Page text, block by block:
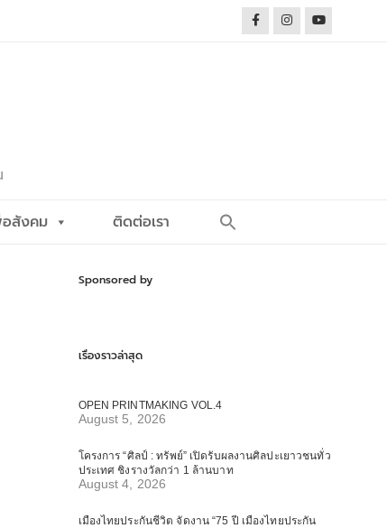
อสังคม ติดต่อเรา
Sponsored by
เรื่องราวล่าสุด
OPEN PRINTMAKING VOL.4
August 5, 2026
โครงการ “ศิลป์ : ทรัพย์” เปิดรับผลงานศิลปะเยาวชนทั่ว
ประเทศ ชิงรางวัลกว่า 1 ล้านบาท
August 4, 2026
เมืองไทยประกันชีวิต จัดงาน “75 ปี เมืองไทยประกัน